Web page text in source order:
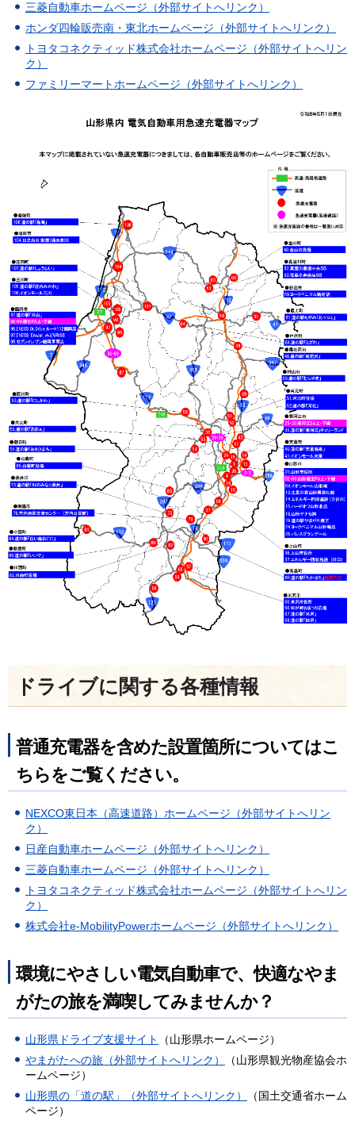
三菱自動車ホームページ（外部サイトへリンク）
ホンダ四輪販売南・東北ホームページ（外部サイトへリンク）
トヨタコネクティッド株式会社ホームページ（外部サイトへリン
ク）
ファミリーマートホームページ（外部サイトへリンク）
ドライブに関する各種情報
普通充電器を含めた設置箇所についてはこ
ちらをご覧ください。
NEXCO東日本（高速道路）ホームページ（外部サイトへリン
ク）
日産自動車ホームページ（外部サイトへリンク）
三菱自動車ホームページ（外部サイトへリンク）
トヨタコネクティッド株式会社ホームページ（外部サイトへリン
ク）
株式会社e-MobilityPowerホームページ（外部サイトへリンク）
環境にやさしい電気自動車で、快適なやま
がたの旅を満喫してみませんか？
山形県ドライブ支援サイト
（山形県ホームページ）
やまがたへの旅（外部サイトへリンク）
（山形県観光物産協会ホ
ームページ）
山形県の「道の駅」（外部サイトへリンク）
（国土交通省ホーム
ページ）